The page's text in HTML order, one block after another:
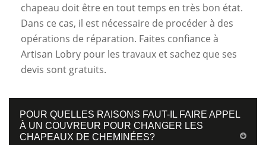
chapeau doit être en tout temps en très bon état.
Dans ce cas, il est nécessaire de procéder à des
opérations de réparation. Faites confiance à
Artisan Lobry pour les travaux et sachez que ses
devis sont gratuits.
POUR QUELLES RAISONS FAUT-IL FAIRE APPEL
À UN COUVREUR POUR CHANGER LES
CHAPEAUX DE CHEMINÉES?